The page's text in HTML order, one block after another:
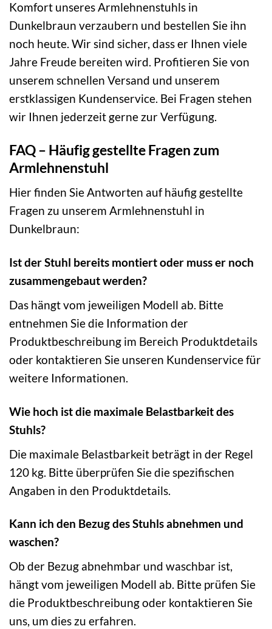
Komfort unseres Armlehnenstuhls in
Dunkelbraun verzaubern und bestellen Sie ihn
noch heute. Wir sind sicher, dass er Ihnen viele
Jahre Freude bereiten wird. Profitieren Sie von
unserem schnellen Versand und unserem
erstklassigen Kundenservice. Bei Fragen stehen
wir Ihnen jederzeit gerne zur Verfügung.
FAQ – Häufig gestellte Fragen zum
Armlehnenstuhl
Hier finden Sie Antworten auf häufig gestellte
Fragen zu unserem Armlehnenstuhl in
Dunkelbraun:
Ist der Stuhl bereits montiert oder muss er noch
zusammengebaut werden?
Das hängt vom jeweiligen Modell ab. Bitte
entnehmen Sie die Information der
Produktbeschreibung im Bereich Produktdetails
oder kontaktieren Sie unseren Kundenservice für
weitere Informationen.
Wie hoch ist die maximale Belastbarkeit des
Stuhls?
Die maximale Belastbarkeit beträgt in der Regel
120 kg. Bitte überprüfen Sie die spezifischen
Angaben in den Produktdetails.
Kann ich den Bezug des Stuhls abnehmen und
waschen?
Ob der Bezug abnehmbar und waschbar ist,
hängt vom jeweiligen Modell ab. Bitte prüfen Sie
die Produktbeschreibung oder kontaktieren Sie
uns, um dies zu erfahren.